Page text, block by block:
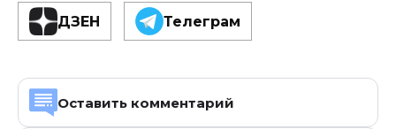
ДЗЕН Телеграм
Оставить комментарий